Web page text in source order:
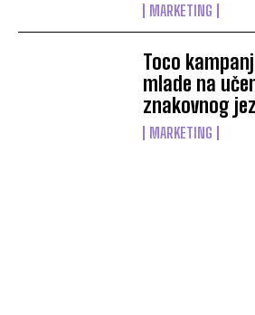
MARKETING
Toco
mlade na
znakovnog
MARKETING